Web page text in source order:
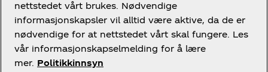
Juridisk
nettstedet vårt brukes. Nødvendige
informasjonskapsler vil alltid være aktive, da de er
nødvendige for at nettstedet vårt skal fungere. Les
vår informasjonskapselmelding for å lære
mer. Politikkinnsyn